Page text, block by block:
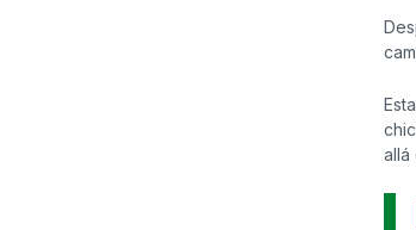
allá